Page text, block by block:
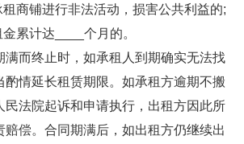
商铺进行非法活动，损害公共利益的;
累计达____个月的。
满而终止时，如承租人到期确实无法找
酌情延长租赁期限。如承租方逾期不搬
民法院起诉和申请执行，出租方因此所
赔偿。合同期满后，如出租方仍继续出